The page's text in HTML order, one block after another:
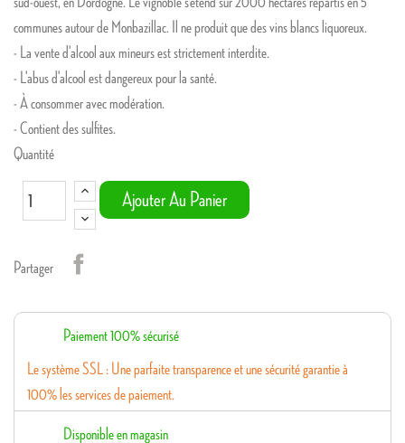
communes autour de Monbazillac. Il ne produit que des vins blancs liquoreux.
- La vente d'alcool aux mineurs est strictement interdite.
- L'abus d'alcool est dangereux pour la santé.
- À consommer avec modération.
- Contient des sulfites.
Quantité
Ajouter Au Panier
Partager
Paiement 100% sécurisé
Le système SSL : Une parfaite transparence et une sécurité garantie à
100% les services de paiement.
Disponible en magasin